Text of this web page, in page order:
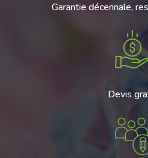
Garantie décennale,
Devis